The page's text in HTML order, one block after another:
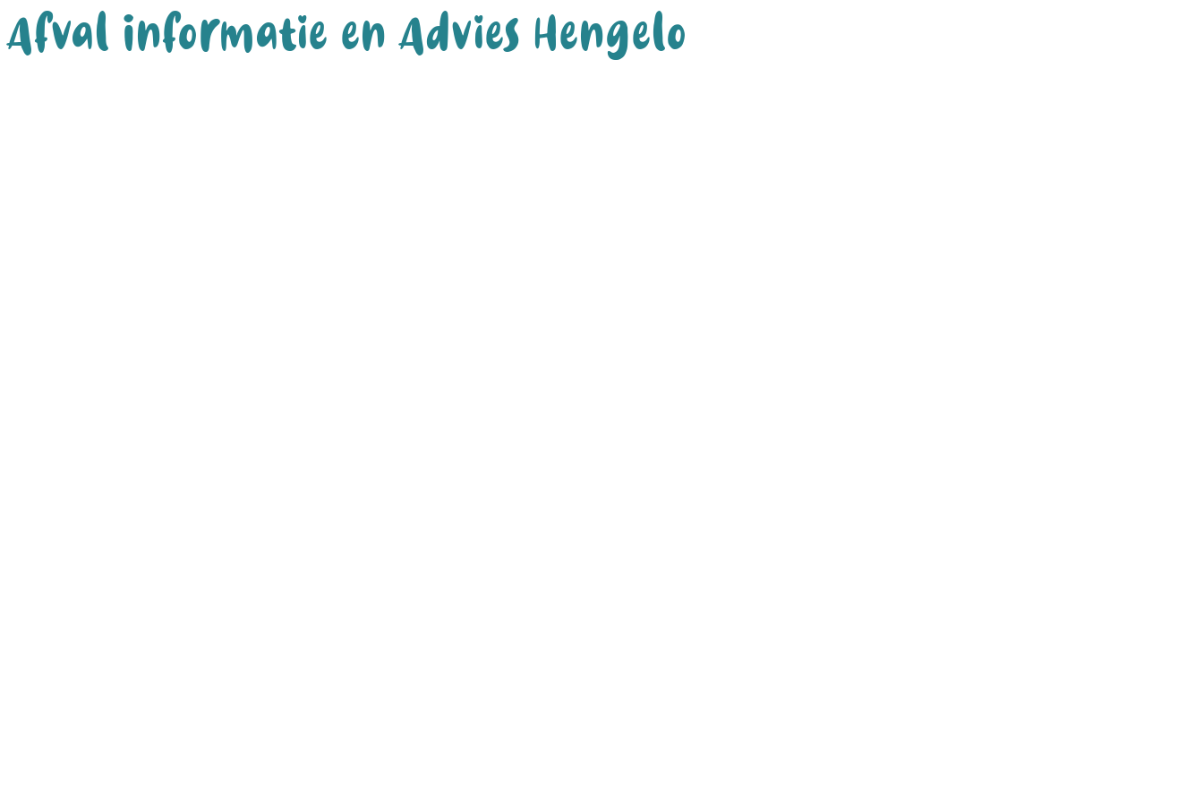
Afval Informatie en Advies Hengelo